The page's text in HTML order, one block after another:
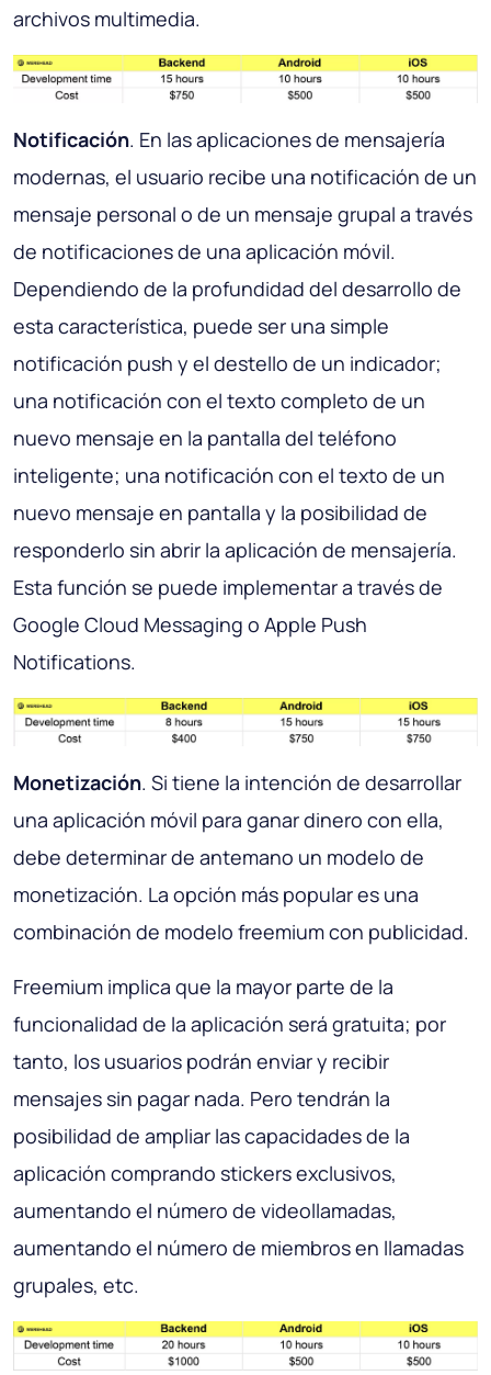
archivos multimedia.
Notificación. En las aplicaciones de mensajería
modernas, el usuario recibe una notificación de un
mensaje personal o de un mensaje grupal a través
de notificaciones de una aplicación móvil.
Dependiendo de la profundidad del desarrollo de
esta característica, puede ser una simple
notificación push y el destello de un indicador;
una notificación con el texto completo de un
nuevo mensaje en la pantalla del teléfono
inteligente; una notificación con el texto de un
nuevo mensaje en pantalla y la posibilidad de
responderlo sin abrir la aplicación de mensajería.
Esta función se puede implementar a través de
Google Cloud Messaging o Apple Push
Notifications.
Monetización. Si tiene la intención de desarrollar
una aplicación móvil para ganar dinero con ella,
debe determinar de antemano un modelo de
monetización. La opción más popular es una
combinación de modelo freemium con publicidad.
Freemium implica que la mayor parte de la
funcionalidad de la aplicación será gratuita; por
tanto, los usuarios podrán enviar y recibir
mensajes sin pagar nada. Pero tendrán la
posibilidad de ampliar las capacidades de la
aplicación comprando stickers exclusivos,
aumentando el número de videollamadas,
aumentando el número de miembros en llamadas
grupales, etc.